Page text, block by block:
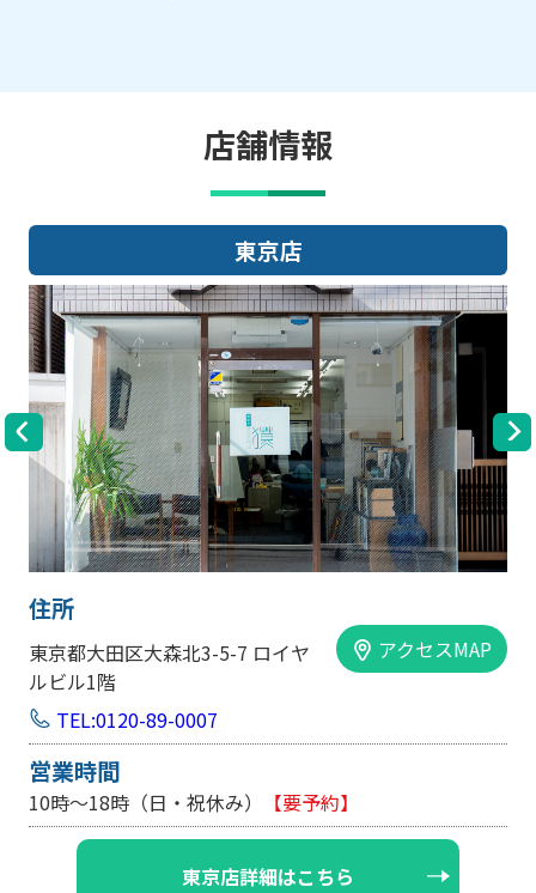
店舗情報
大阪店
住所
大阪市中央区内平野町1-1-5 西大
手前ビル103号
アクセスMAP
TEL:0120-89-0007
営業時間
10時～18時（日・祝休み/土曜は不定休）
大阪店詳細はこちら